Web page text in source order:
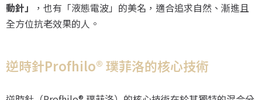
動針」
，也有「液態電波」的美名，適合追求自然、漸進且
全方位抗老效果的人。
逆時針Profhilo® 璞菲洛的核心技術